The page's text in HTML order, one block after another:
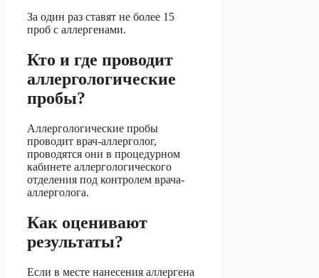
За один раз ставят не более 15
проб с аллергенами.
Кто и где проводит
аллергологические
пробы?
Аллергологические пробы
проводит врач-аллерголог,
проводятся они в процедурном
кабинете аллергологического
отделения под контролем врача-
аллерголога.
Как оценивают
результаты?
Если в месте нанесения аллергена